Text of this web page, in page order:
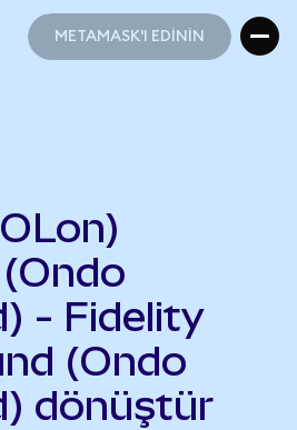
METAMASK'I EDİNİN
- Fidelity
(Ondo
dönüştür